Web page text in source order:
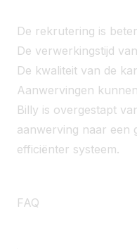
De rekrutering is
De verwerkingstijd
De kwaliteit van de
Aanwervingen
Billy is overgestapt
aanwerving naar een
efficiënter systeem.
FAQ